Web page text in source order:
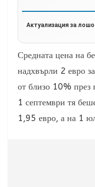
Актуализация за
Средната цена на
надхвърли 2 евро
от близо 10% през
1 септември тя
1,95 евро, а на 1